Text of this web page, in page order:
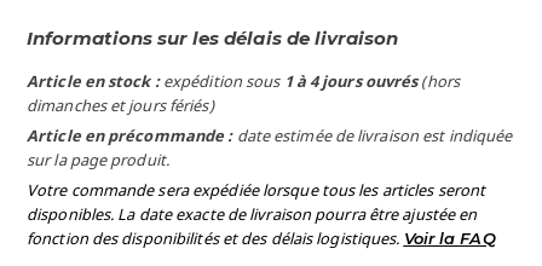
Informations sur les délais de livraison
Article en stock :expédition sous 1 à 4 jours ouvrés(hors
dimanches et jours fériés)
Article en précommande : date estimée de livraison est indiquée
sur la page produit.
Votre commande sera expédiée lorsque tous les articles seront
disponibles. La date exacte de livraison pourra être ajustée en
fonction des disponibilités et des délais logistiques. Voir la FAQ